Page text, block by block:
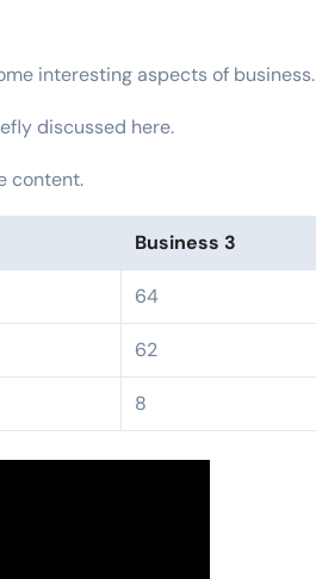
interesting aspects of business.
discussed here.
content.
Business 3
64
62
8